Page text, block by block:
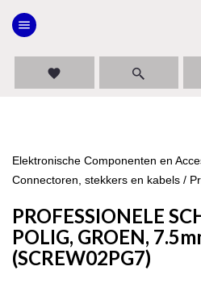
menu
favorite
Elektronische Componenten en
Connectoren, stekkers en kabels /
PROFESSIONELE
POLIG, GROEN,
(SCREW02PG7)